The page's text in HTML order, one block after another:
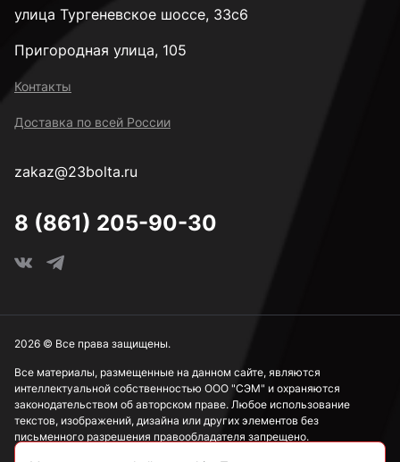
улица Тургеневское шоссе, 33с6
Пригородная улица, 105
Контакты
Доставка по всей России
zakaz@23bolta.ru
8 (861) 205-90-30
Все материалы, размещенные на данном сайте, являются
интеллектуальной собственностью ООО "СЭМ" и охраняются
законодательством об авторском праве. Любое использование
текстов, изображений, дизайна или других элементов без
письменного разрешения правообладателя запрещено.
2026 © Все права защищены.